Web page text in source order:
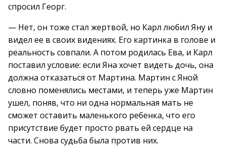
спросил Георг.
— Нет, он тоже стал жертвой, но Карл любил Яну и
видел ее в своих видениях. Его картинка в голове и
реальность совпали. А потом родилась Ева, и Карл
поставил условие: если Яна хочет видеть дочь, она
должна отказаться от Мартина. Мартин с Яной
словно поменялись местами, и теперь уже Мартин
ушел, поняв, что ни одна нормальная мать не
сможет оставить маленького ребенка, что его
присутствие будет просто рвать ей сердце на
части. Снова судьба была против них.